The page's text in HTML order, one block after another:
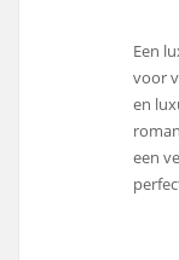
Een
voor
en
een